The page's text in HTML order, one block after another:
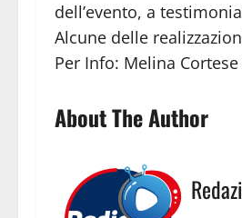
dell’evento, a
Alcune delle
Per Info: Melina
About The Author